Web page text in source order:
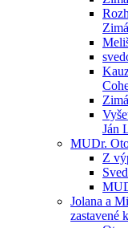
Ján
MUDr.
Z
Jolana a
zastavené